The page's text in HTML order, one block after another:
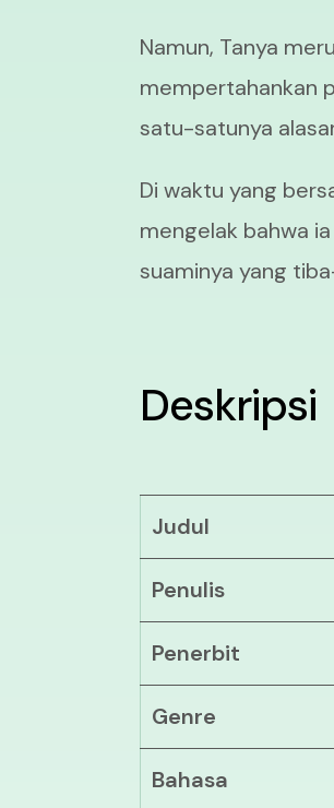
Namun, Tanya
mempertahankan
satu-satunya
Di waktu yang
mengelak bahwa
suaminya yang
Deskripsi
Judul
Penulis
Penerbit
Genre
Bahasa